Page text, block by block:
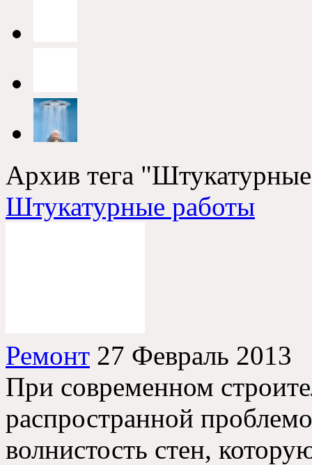
Архив тега
Штукатурные работы
Ремонт 27 Февраль 2013
При современном
распространной
волнистость стен,